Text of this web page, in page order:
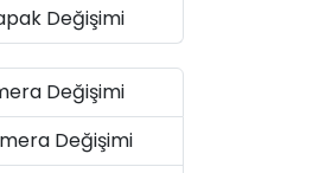
Değişimi
Değişimi
Değişimi